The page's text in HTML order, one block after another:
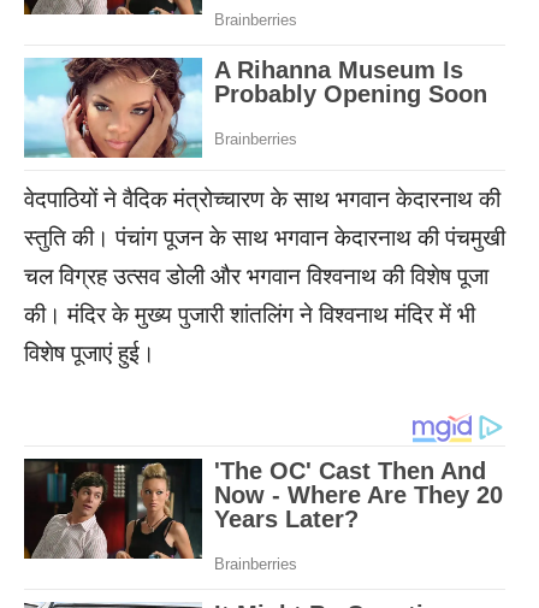
वेदपाठियों ने वैदिक मंत्रोच्चारण के साथ भगवान केदारनाथ की
स्तुति की। पंचांग पूजन के साथ भगवान केदारनाथ की पंचमुखी
चल विग्रह उत्सव डोली और भगवान विश्वनाथ की विशेष पूजा
की। मंदिर के मुख्य पुजारी शांतलिंग ने विश्वनाथ मंदिर में भी
विशेष पूजाएं हुई।